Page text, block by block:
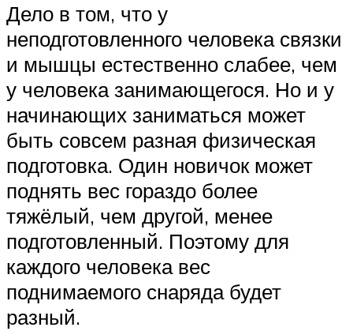
Дело в том, что у
неподготовленного человека связки
и мышцы естественно слабее, чем
у человека занимающегося. Но и у
начинающих заниматься может
быть совсем разная физическая
подготовка. Один новичок может
поднять вес гораздо более
тяжёлый, чем другой, менее
подготовленный. Поэтому для
каждого человека вес
поднимаемого снаряда будет
разный.